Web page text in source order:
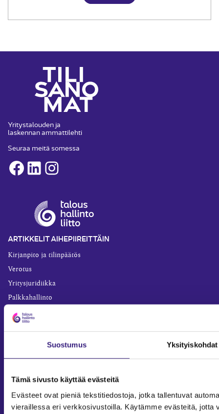
Suostumus Yksityiskohdat
Tämä sivusto käyttää evästeitä
Evästeet ovat pieniä tekstitiedostoja, jotka tallentuvat
vieraillessa eri verkkosivustoilla. Käytämme evästeitä, jotta
Yritystalouden ja
laskennan ammattilehti
Seuraa meitä somessa
Facebook
LinkedInInstagram
ARTIKKELIT AIHEPIIREITTÄIN
Kirjanpito ja tilinpäätös
Verotus
Yritysjuridiikka
Palkkahallinto
Henkilöstöhallinto
Teknologia ja prosessit
Julkishallinto
Yritysvastuu
Tilintarkastus